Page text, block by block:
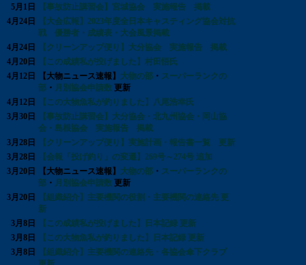
5月1日
【事故防止講習会】宮城協会 実施報告 掲載
4月24日
【大会広報】2023年度全日本キャスティング協会対抗
戦 優勝者・成績表・大会風景掲載
4月24日
【クリーンアップ便り】大分協会 実施報告 掲載
4月20日
【この成績私が投げました】村田悟氏
4月12日
【大物ニュース速報】 大物の部 ・ スーパーランクの
部 ・ 月別協会申請数 更新
4月12日
【この大物魚私が釣りました】八尾浩幸氏
3月30日
【事故防止講習会】大分協会・北九州協会・岡山協
会・島根協会 実施報告 掲載
3月28日
【クリーンアップ便り】実施計画・報告書一覧 更新
3月28日
【会報「投げ釣り」の変遷】269号～274号 追加
3月20日
【大物ニュース速報】 大物の部 ・ スーパーランクの
部 ・ 月別協会申請数 更新
3月20日
【組織紹介】主要機関の役割・主要機関の連絡先 更
新
3月8日
【この成績私が投げました】日本記録 更新
3月8日
【この大物魚私が釣りました】日本記録 更新
3月8日
【組織紹介】主要機関の連絡先・各協会傘下クラブ